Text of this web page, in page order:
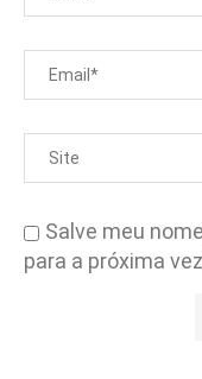
Salve meu
para a próxima